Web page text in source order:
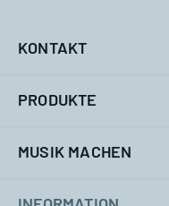
KONTAKT
PRODUKTE
MUSIK MACHEN